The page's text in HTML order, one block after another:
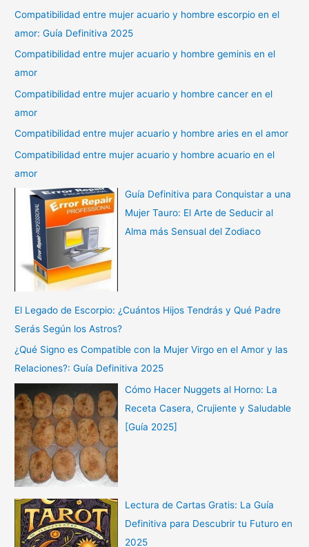
Compatibilidad entre mujer acuario y hombre escorpio en el
amor: Guía Definitiva 2025
Compatibilidad entre mujer acuario y hombre geminis en el
amor
Compatibilidad entre mujer acuario y hombre cancer en el
amor
Compatibilidad entre mujer acuario y hombre aries en el amor
Compatibilidad entre mujer acuario y hombre acuario en el
amor
Guía Definitiva para Conquistar a una
Mujer Tauro: El Arte de Seducir al
Alma más Sensual del Zodiaco
El Legado de Escorpio: ¿Cuántos Hijos Tendrás y Qué Padre
Serás Según los Astros?
¿Qué Signo es Compatible con la Mujer Virgo en el Amor y las
Relaciones?: Guía Definitiva 2025
Cómo Hacer Nuggets al Horno: La
Receta Casera, Crujiente y Saludable
[Guía 2025]
Lectura de Cartas Gratis: La Guía
Definitiva para Descubrir tu Futuro en
2025